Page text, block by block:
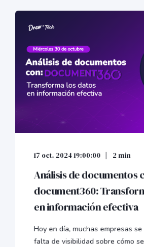
17 oct. 2024 19:00:00 2 min
Análisis de documentos
document360:
en información efectiva
Hoy en día, muchas empresas
falta de visibilidad sobre cómo